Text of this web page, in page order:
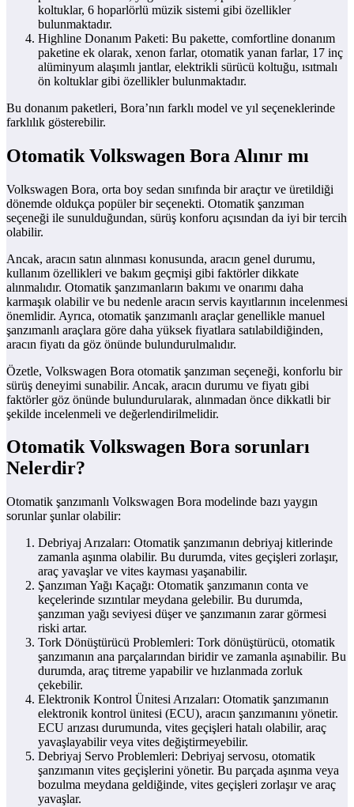
koltuklar, 6 hoparlörlü müzik sistemi gibi özellikler
bulunmaktadır.
Highline Donanım Paketi: Bu pakette, comfortline donanım
paketine ek olarak, xenon farlar, otomatik yanan farlar, 17 inç
alüminyum alaşımlı jantlar, elektrikli sürücü koltuğu, ısıtmalı
ön koltuklar gibi özellikler bulunmaktadır.
Bu donanım paketleri, Bora’nın farklı model ve yıl seçeneklerinde
farklılık gösterebilir.
Otomatik Volkswagen Bora Alınır mı
Volkswagen Bora, orta boy sedan sınıfında bir araçtır ve üretildiği
dönemde oldukça popüler bir seçenekti. Otomatik şanzıman
seçeneği ile sunulduğundan, sürüş konforu açısından da iyi bir tercih
olabilir.
Ancak, aracın satın alınması konusunda, aracın genel durumu,
kullanım özellikleri ve bakım geçmişi gibi faktörler dikkate
alınmalıdır. Otomatik şanzımanların bakımı ve onarımı daha
karmaşık olabilir ve bu nedenle aracın servis kayıtlarının incelenmesi
önemlidir. Ayrıca, otomatik şanzımanlı araçlar genellikle manuel
şanzımanlı araçlara göre daha yüksek fiyatlara satılabildiğinden,
aracın fiyatı da göz önünde bulundurulmalıdır.
Özetle, Volkswagen Bora otomatik şanzıman seçeneği, konforlu bir
sürüş deneyimi sunabilir. Ancak, aracın durumu ve fiyatı gibi
faktörler göz önünde bulundurularak, alınmadan önce dikkatli bir
şekilde incelenmeli ve değerlendirilmelidir.
Otomatik Volkswagen Bora sorunları
Nelerdir?
Otomatik şanzımanlı Volkswagen Bora modelinde bazı yaygın
sorunlar şunlar olabilir:
Debriyaj Arızaları: Otomatik şanzımanın debriyaj kitlerinde
zamanla aşınma olabilir. Bu durumda, vites geçişleri zorlaşır,
araç yavaşlar ve vites kayması yaşanabilir.
Şanzıman Yağı Kaçağı: Otomatik şanzımanın conta ve
keçelerinde sızıntılar meydana gelebilir. Bu durumda,
şanzıman yağı seviyesi düşer ve şanzımanın zarar görmesi
riski artar.
Tork Dönüştürücü Problemleri: Tork dönüştürücü, otomatik
şanzımanın ana parçalarından biridir ve zamanla aşınabilir. Bu
durumda, araç titreme yapabilir ve hızlanmada zorluk
çekebilir.
Elektronik Kontrol Ünitesi Arızaları: Otomatik şanzımanın
elektronik kontrol ünitesi (ECU), aracın şanzımanını yönetir.
ECU arızası durumunda, vites geçişleri hatalı olabilir, araç
yavaşlayabilir veya vites değiştirmeyebilir.
Debriyaj Servo Problemleri: Debriyaj servosu, otomatik
şanzımanın vites geçişlerini yönetir. Bu parçada aşınma veya
bozulma meydana geldiğinde, vites geçişleri zorlaşır ve araç
yavaşlar.